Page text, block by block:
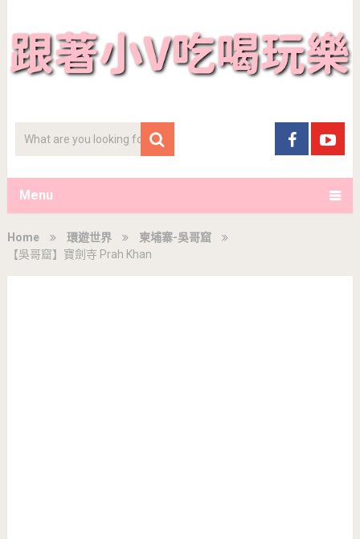
Menu
Home 環遊世界
柬埔寨-吳哥窟
【吳哥窟】寶劍寺 Prah Khan